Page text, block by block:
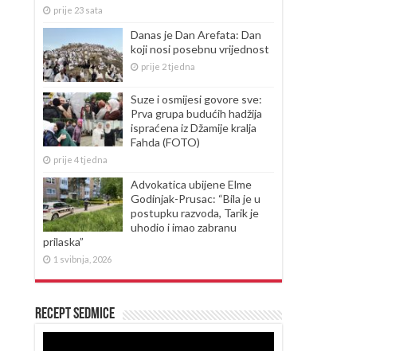
prije 23 sata
Danas je Dan Arefata: Dan
koji nosi posebnu vrijednost
prije 2 tjedna
Suze i osmijesi govore sve:
Prva grupa budućih hadžija
ispraćena iz Džamije kralja
Fahda (FOTO)
prije 4 tjedna
Advokatica ubijene Elme
Godinjak-Prusac: “Bila je u
postupku razvoda, Tarik je
uhodio i imao zabranu
prilaska”
1 svibnja, 2026
Recept sedmice